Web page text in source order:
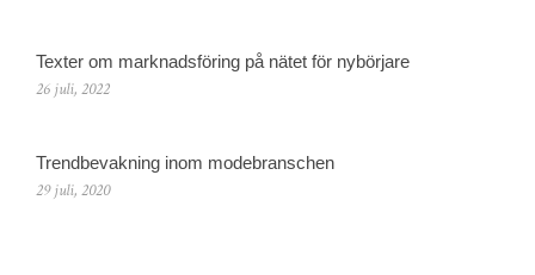
Texter om marknadsföring på nätet för nybörjare
26 juli, 2022
Trendbevakning inom modebranschen
29 juli, 2020